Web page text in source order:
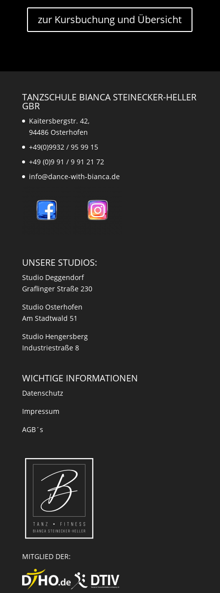
zur Kursbuchung und Übersicht
TANZSCHULE BIANCA STEINECKER-HELLER
GBR
Kaitersbergstr. 42,
94486 Osterhofen
+49(0)9932 / 95 99 15
+49 (0)9 91 / 9 91 21 72
info@dance-with-bianca.de
UNSERE STUDIOS:
Studio Deggendorf
Graflinger Straße 230
Studio Osterhofen
Am Stadtwald 51
Studio Hengersberg
Industriestraße 8
WICHTIGE INFORMATIONEN
Datenschutz
Impressum
AGB´s
MITGLIED DER: